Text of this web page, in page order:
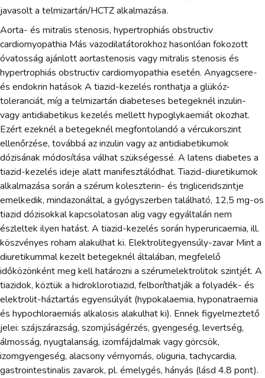
javasolt a telmizartán/HCTZ alkalmazása.
Aorta- és mitralis stenosis, hypertrophiás obstructiv
cardiomyopathia Más vazodilatátorokhoz hasonlóan fokozott
óvatosság ajánlott aortastenosis vagy mitralis stenosis és
hypertrophiás obstructiv cardiomyopathia esetén. Anyagcsere-
és endokrin hatások A tiazid-kezelés ronthatja a glükóz-
toleranciát, míg a telmizartán diabeteses betegeknél inzulin-
vagy antidiabetikus kezelés mellett hypoglykaemiát okozhat.
Ezért ezeknél a betegeknél megfontolandó a vércukorszint
ellenőrzése, továbbá az inzulin vagy az antidiabetikumok
dózisának módosítása válhat szükségessé. A latens diabetes a
tiazid-kezelés ideje alatt manifesztálódhat. Tiazid-diuretikumok
alkalmazása során a szérum koleszterin- és trigliceridszintje
emelkedik, mindazonáltal, a gyógyszerben található, 12,5 mg-os
tiazid dózisokkal kapcsolatosan alig vagy egyáltalán nem
észleltek ilyen hatást. A tiazid-kezelés során hyperuricaemia, ill.
köszvényes roham alakulhat ki. Elektrolitegyensúly-zavar Mint a
diuretikummal kezelt betegeknél általában, megfelelő
időközönként meg kell határozni a szérumelektrolitok szintjét. A
tiazidok, köztük a hidroklorotiazid, felboríthatják a folyadék- és
elektrolit-háztartás egyensúlyát (hypokalaemia, hyponatraemia
és hypochloraemiás alkalosis alakulhat ki). Ennek figyelmeztető
jelei: szájszárazság, szomjúságérzés, gyengeség, levertség,
álmosság, nyugtalanság, izomfájdalmak vagy görcsök,
izomgyengeség, alacsony vérnyomás, oliguria, tachycardia,
gastrointestinalis zavarok, pl. émelygés, hányás (lásd 4.8 pont).